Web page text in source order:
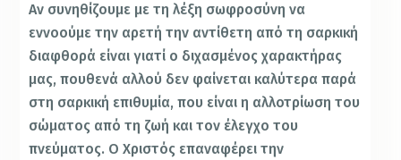
Αν συνηθίζουμε με τη λέξη σωφροσύνη να
εννοούμε την αρετή την αντίθετη από τη σαρκική
διαφθορά είναι γιατί ο διχασμένος χαρακτήρας
μας, πουθενά αλλού δεν φαίνεται καλύτερα παρά
στη σαρκική επιθυμία, που είναι η αλλοτρίωση του
σώματος από τη ζωή και τον έλεγχο του
πνεύματος. Ο Χριστός επαναφέρει την